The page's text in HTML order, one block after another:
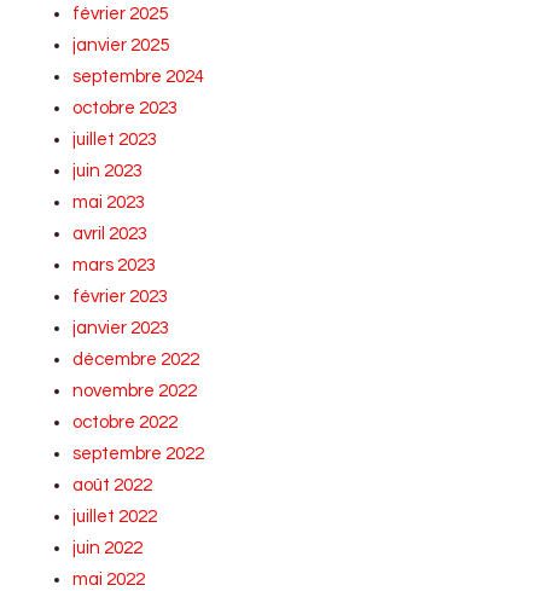
février 2025
janvier 2025
septembre 2024
octobre 2023
juillet 2023
juin 2023
mai 2023
avril 2023
mars 2023
février 2023
janvier 2023
décembre 2022
novembre 2022
octobre 2022
septembre 2022
août 2022
juillet 2022
juin 2022
mai 2022